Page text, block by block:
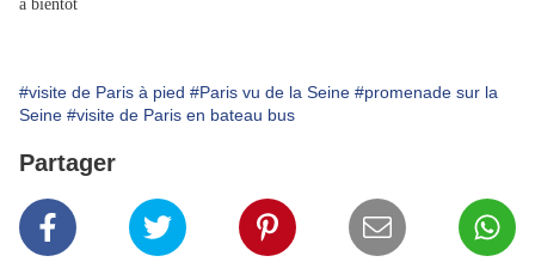
à bientôt
#visite de Paris à pied #Paris vu de la Seine #promenade sur la
Seine #visite de Paris en bateau bus
Partager